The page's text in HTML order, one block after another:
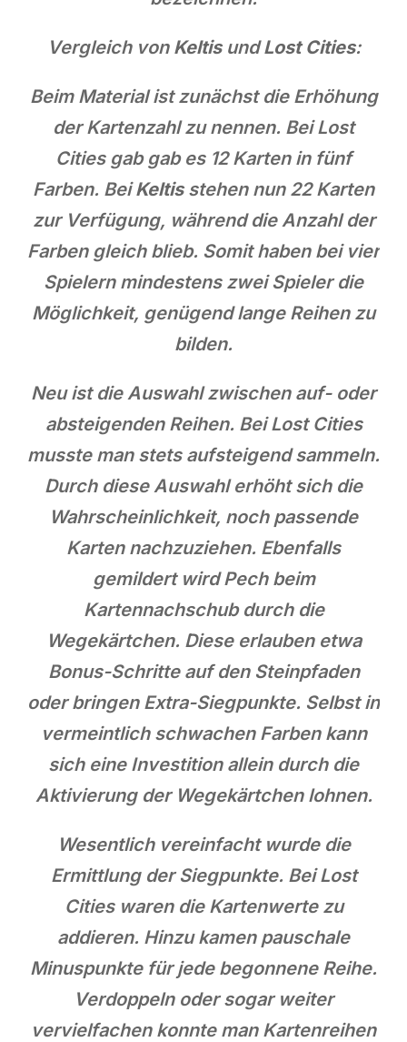
Vergleich von KeltisundLost Cities:
Beim Material ist zunächst die Erhöhung
der Kartenzahl zu nennen. Bei Lost
Cities gab gab es 12 Karten in fünf
Farben. BeiKeltisstehen nun 22 Karten
zur Verfügung, während die Anzahl der
Farben gleich blieb. Somit haben bei vier
Spielern mindestens zwei Spieler die
Möglichkeit, genügend lange Reihen zu
bilden.
Neu ist die Auswahl zwischen auf- oder
absteigenden Reihen. Bei Lost Cities
musste man stets aufsteigend sammeln.
Durch diese Auswahl erhöht sich die
Wahrscheinlichkeit, noch passende
Karten nachzuziehen. Ebenfalls
gemildert wird Pech beim
Kartennachschub durch die
Wegekärtchen. Diese erlauben etwa
Bonus-Schritte auf den Steinpfaden
oder bringen Extra-Siegpunkte. Selbst in
vermeintlich schwachen Farben kann
sich eine Investition allein durch die
Aktivierung der Wegekärtchen lohnen.
Wesentlich vereinfacht wurde die
Ermittlung der Siegpunkte. Bei Lost
Cities waren die Kartenwerte zu
addieren. Hinzu kamen pauschale
Minuspunkte für jede begonnene Reihe.
Verdoppeln oder sogar weiter
vervielfachen konnte man Kartenreihen